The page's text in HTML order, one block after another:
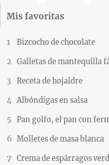
Mis favoritas
Bizcocho de chocolate
Galletas de mantequilla
Receta de hojaldre
Albóndigas en salsa
Pan golfo, el pan con
Molletes de masa blanca
Crema de espárragos